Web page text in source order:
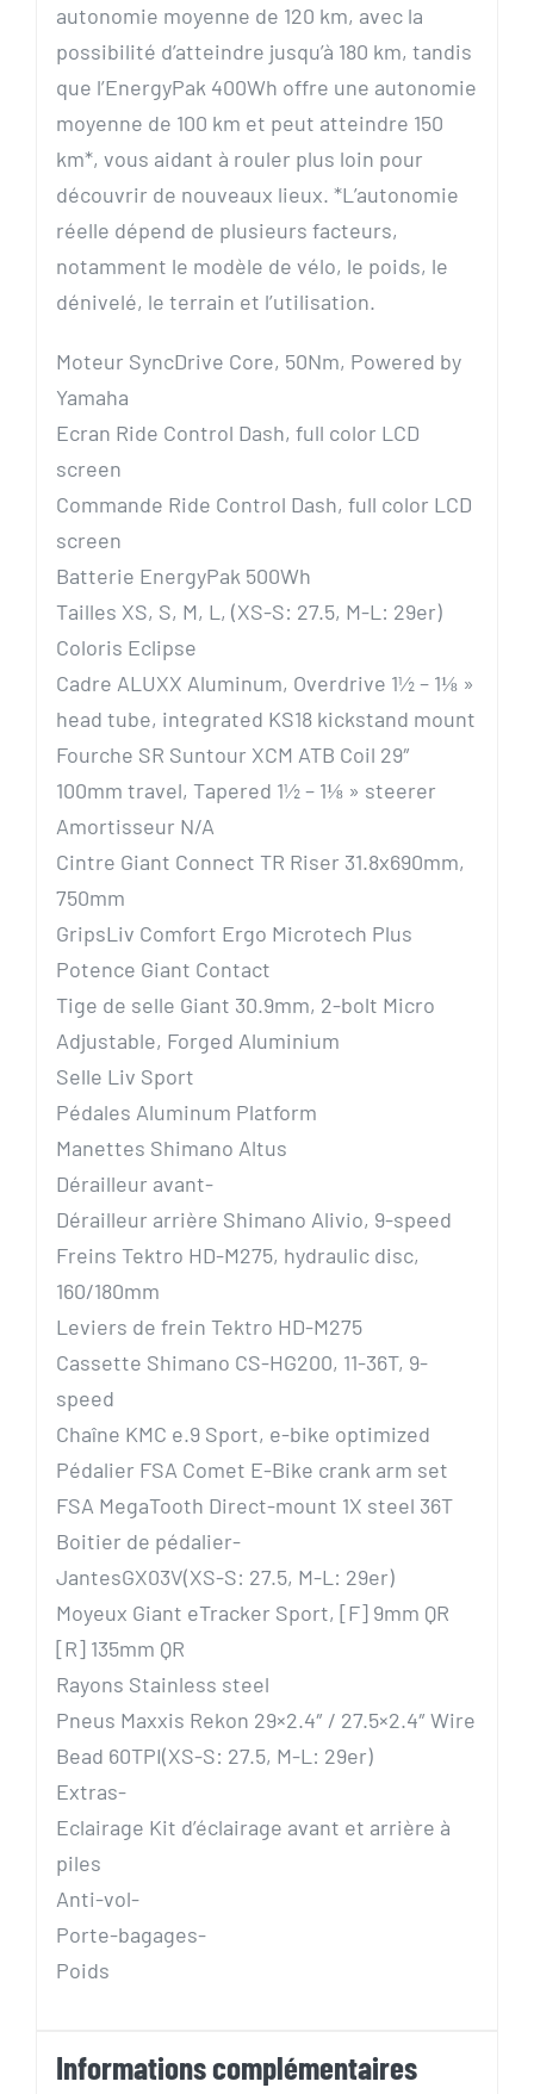
autonomie moyenne de 120 km, avec la
possibilité d’atteindre jusqu’à 180 km, tandis
que l’EnergyPak 400Wh offre une autonomie
moyenne de 100 km et peut atteindre 150
km*, vous aidant à rouler plus loin pour
découvrir de nouveaux lieux. *L’autonomie
réelle dépend de plusieurs facteurs,
notamment le modèle de vélo, le poids, le
dénivelé, le terrain et l’utilisation.
Moteur SyncDrive Core, 50Nm, Powered by
Yamaha
Ecran Ride Control Dash, full color LCD
screen
Commande Ride Control Dash, full color LCD
screen
Batterie EnergyPak 500Wh
Tailles XS, S, M, L, (XS-S: 27.5, M-L: 29er)
Coloris Eclipse
Cadre ALUXX Aluminum, Overdrive 1½ – 1⅛ »
head tube, integrated KS18 kickstand mount
Fourche SR Suntour XCM ATB Coil 29″
100mm travel, Tapered 1½ – 1⅛ » steerer
Amortisseur N/A
Cintre Giant Connect TR Riser 31.8x690mm,
750mm
GripsLiv Comfort Ergo Microtech Plus
Potence Giant Contact
Tige de selle Giant 30.9mm, 2-bolt Micro
Adjustable, Forged Aluminium
Selle Liv Sport
Pédales Aluminum Platform
Manettes Shimano Altus
Dérailleur avant-
Dérailleur arrière Shimano Alivio, 9-speed
Freins Tektro HD-M275, hydraulic disc,
160/180mm
Leviers de frein Tektro HD-M275
Cassette Shimano CS-HG200, 11-36T, 9-
speed
Chaîne KMC e.9 Sport, e-bike optimized
Pédalier FSA Comet E-Bike crank arm set
FSA MegaTooth Direct-mount 1X steel 36T
Boitier de pédalier-
JantesGX03V(XS-S: 27.5, M-L: 29er)
Moyeux Giant eTracker Sport, [F] 9mm QR
[R] 135mm QR
Rayons Stainless steel
Pneus Maxxis Rekon 29×2.4″ / 27.5×2.4″ Wire
Bead 60TPI(XS-S: 27.5, M-L: 29er)
Extras-
Eclairage Kit d’éclairage avant et arrière à
piles
Anti-vol-
Porte-bagages-
Poids
Informations complémentaires